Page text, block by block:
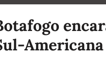
o time para ver as notícias
Americana